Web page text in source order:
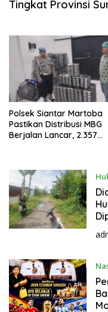
Tingkat Provinsi
Polsek Siantar Martoba
Pastikan Distribusi MBG
Berjalan Lancar, 2.357